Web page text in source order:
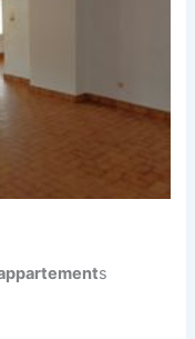
s